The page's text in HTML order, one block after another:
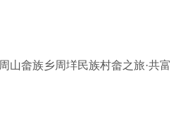
畲族乡周垟民族村畲之旅·共富